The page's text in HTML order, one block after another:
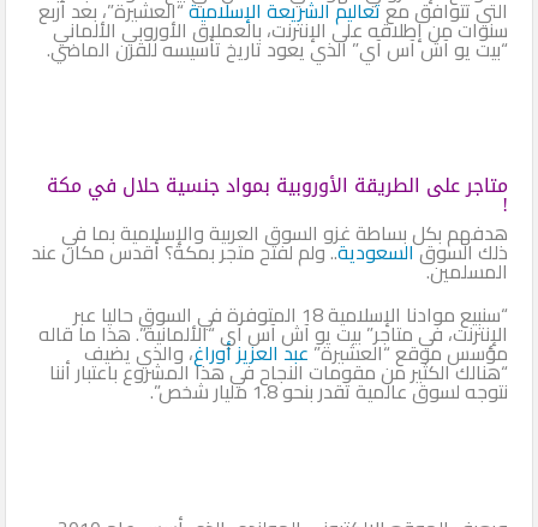
التي تتوافق معتعاليم الشريعة الإسلامية“العشيرة”، بعد أربع
سنوات من إطلاقه على الإنترنت، بالعملاق الأوروبي الألماني
“بيت يو آش آس آي” الذي يعود تاريخ تأسيسه للقرن الماضي.
متاجر على الطريقة الأوروبية بمواد جنسية حلال في مكة
!
هدفهم بكل بساطة غزو السوق العربية والإسلامية بما في
ذلك السوقالسعودية.. ولم لفتح متجر بمكة؟ أقدس مكان عند
المسلمين.
“سنبيع موادنا الإسلامية 18 المتوفرة في السوق حاليا عبر
الإنترنت، في متاجر” بيت يو آش آس آي “الألمانية”. هذا ما قاله
مؤسس موقع “العشيرة” عبد العزيز أوراغ، والذي يضيف
“هنالك الكثير من مقومات النجاح في هذا المشروع باعتبار أننا
نتوجه لسوق عالمية تقدر بنحو 1.8 مليار شخص”.